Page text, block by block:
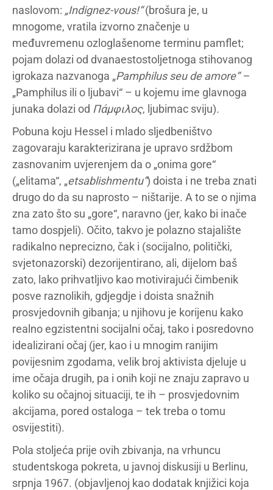
naslovom: „Indignez-vous!“(brošura je, u
mnogome, vratila izvorno značenje u
međuvremenu ozloglašenome terminu pamflet;
pojam dolazi od dvanaestostoljetnoga stihovanog
igrokaza nazvanoga „Pamphilus seu de amore“ –
„Pamphilus ili o ljubavi“ – u kojemu ime glavnoga
junaka dolazi od Πάμφιλος, ljubimac sviju).
Pobuna koju Hessel i mlado sljedbeništvo
zagovaraju karakterizirana je upravo srdžbom
zasnovanim uvjerenjem da o „onima gore“
(„elitama“, „etsablishmentu“) doista i ne treba znati
drugo do da su naprosto – ništarije. A to se o njima
zna zato što su „gore“, naravno (jer, kako bi inače
tamo dospjeli). Očito, takvo je polazno stajalište
radikalno neprecizno, čak i (socijalno, politički,
svjetonazorski) dezorijentirano, ali, dijelom baš
zato, lako prihvatljivo kao motivirajući čimbenik
posve raznolikih, gdjegdje i doista snažnih
prosvjedovnih gibanja; u njihovu je korijenu kako
realno egzistentni socijalni očaj, tako i posredovno
idealizirani očaj (jer, kao i u mnogim ranijim
povijesnim zgodama, velik broj aktivista djeluje u
ime očaja drugih, pa i onih koji ne znaju zapravo u
koliko su očajnoj situaciji, te ih – prosvjedovnim
akcijama, pored ostaloga – tek treba o tomu
osvijestiti).
Pola stoljeća prije ovih zbivanja, na vrhuncu
studentskoga pokreta, u javnoj diskusiji u Berlinu,
srpnja 1967. (objavljenoj kao dodatak knjižici koja